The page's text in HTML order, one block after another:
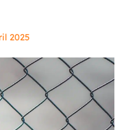
2025